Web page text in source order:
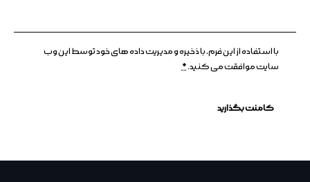
با استفاده از این فرم، با ذخیره و مدیریت داده های خود توسط این وب
سایت موافقت می کنید.*